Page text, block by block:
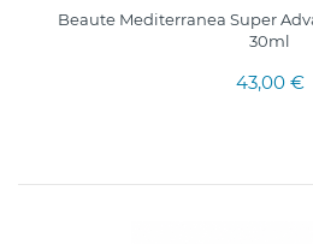
Beaute Mediterranea Super
30ml
43,00 €